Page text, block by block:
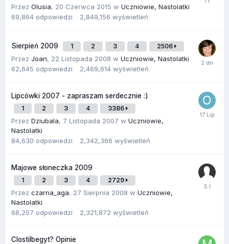
Przez Olusia, 20 Czerwca 2015 w Uczniowie, Nastolatki
69,864 odpowiedzi 2,849,156 wyświetleń
Sierpień 2009 1 2 3 4 2506
Przez Joan, 22 Listopada 2008 w Uczniowie, Nastolatki
62,645 odpowiedzi 2,469,614 wyświetleń
Lipcówki 2007 - zapraszam serdecznie :)
1 2 3 4 3386
Przez Dziubala, 7 Listopada 2007 w Uczniowie,
Nastolatki
84,630 odpowiedzi 2,342,366 wyświetleń
Majowe słoneczka 2009
1 2 3 4 2729
Przez czarna_aga, 27 Sierpnia 2008 w Uczniowie,
Nastolatki
68,207 odpowiedzi 2,321,872 wyświetleń
Clostilbegyt? Opinie